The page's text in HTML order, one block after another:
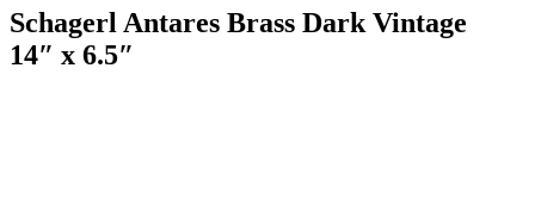
Schagerl Antares Brass Dark Vintage
14″ x 6.5″